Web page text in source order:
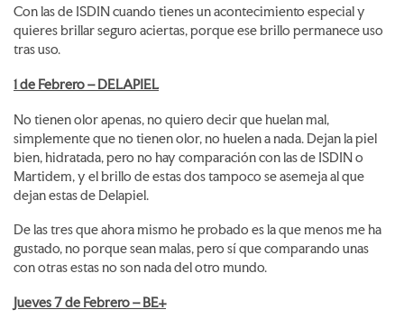
Con las de ISDIN cuando tienes un acontecimiento especial y
quieres brillar seguro aciertas, porque ese brillo permanece uso
tras uso.
1 de Febrero – DELAPIEL
No tienen olor apenas, no quiero decir que huelan mal,
simplemente que no tienen olor, no huelen a nada. Dejan la piel
bien, hidratada, pero no hay comparación con las de ISDIN o
Martidem, y el brillo de estas dos tampoco se asemeja al que
dejan estas de Delapiel.
De las tres que ahora mismo he probado es la que menos me ha
gustado, no porque sean malas, pero sí que comparando unas
con otras estas no son nada del otro mundo.
Jueves 7 de Febrero – BE+